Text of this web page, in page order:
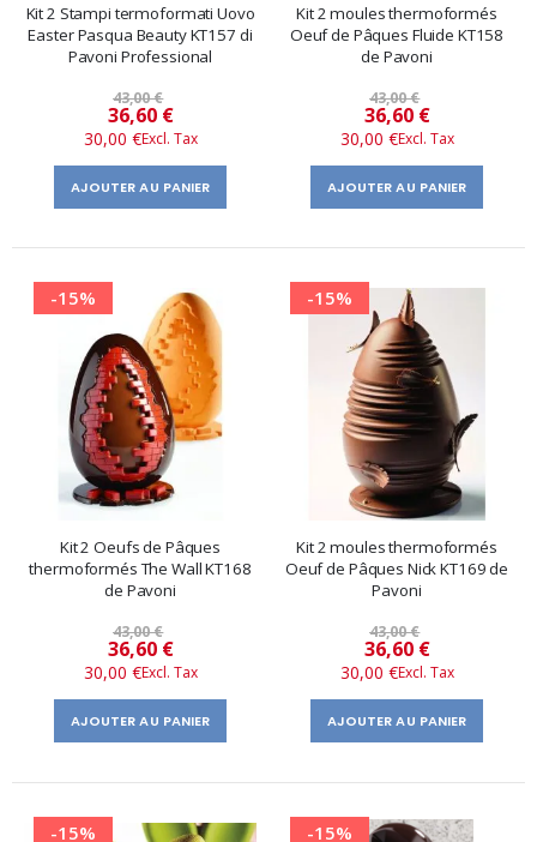
Kit 2 Stampi termoformati Uovo
Easter Pasqua Beauty KT157 di
Pavoni Professional
43,00 €
Prix
​​
spécial
36,60 €
30,00 €
AJOUTER AU PANIER
Kit 2 moules thermoformés
Oeuf de Pâques Fluide KT158
de Pavoni
43,00 €
Prix
​​
spécial
36,60 €
30,00 €
AJOUTER AU PANIER
-15%
Kit 2 Oeufs de Pâques
thermoformés The Wall KT168
de Pavoni
43,00 €
Prix
​​
spécial
36,60 €
30,00 €
AJOUTER AU PANIER
-15%
Kit 2 moules thermoformés
Oeuf de Pâques Nick KT169 de
Pavoni
43,00 €
Prix
​​
spécial
36,60 €
30,00 €
AJOUTER AU PANIER
-15% -15%